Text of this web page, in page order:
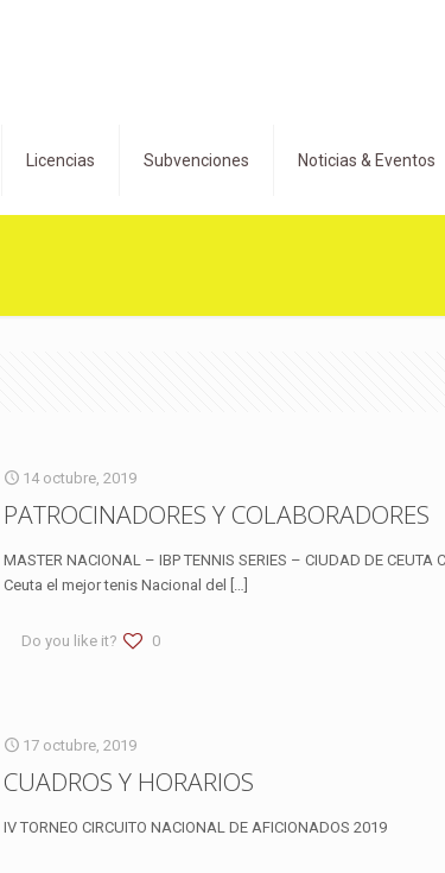
Licencias Subvenciones Noticias & Eventos
14 octubre, 2019
PATROCINADORES Y COLABORADORES
MASTER NACIONAL – IBP TENNIS SERIES – CIUDAD DE
Ceuta el mejor tenis Nacional del
[…]
Do you like it? 0
17 octubre, 2019
CUADROS Y HORARIOS
IV TORNEO CIRCUITO NACIONAL DE AFICIONADOS 2019